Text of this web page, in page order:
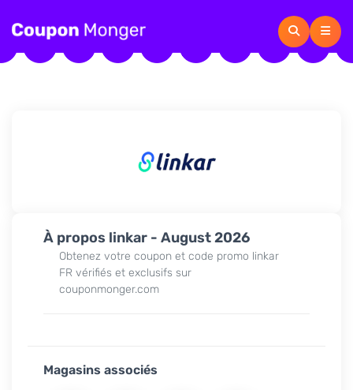
À propos linkar - August 2026
Obtenez votre coupon et code promo linkar
FR vérifiés et exclusifs sur
couponmonger.com
Magasins associés